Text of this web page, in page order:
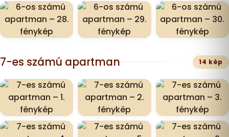
7-es számú apartman 14 kép